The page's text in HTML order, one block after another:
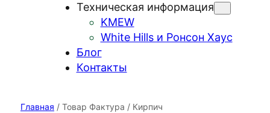
Техническая информация
KMEW
White Hills и Ронсон Хаус
Блог
Контакты
Главная / Товар Фактура / Кирпич